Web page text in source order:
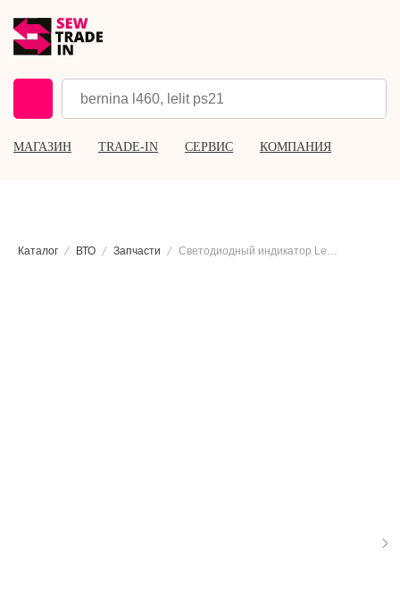
МАГАЗИН TRADE-IN СЕРВИС КОМПАНИЯ
Каталог ВТО Запчасти Светодиодный индикатор Lelit MC023